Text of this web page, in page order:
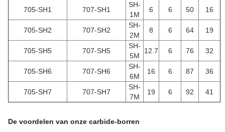
705-SH1 707-SH1
SH-
1M
6 6 50 16
705-SH2 707-SH2
SH-
2M
8 6 64 19
705-SH5 707-SH5
SH-
5M
12.7 6 76 32
705-SH6 707-SH6
SH-
6M
16 6 87 36
705-SH7 707-SH7
SH-
7M
19 6 92 41
De voordelen van onze carbide-borren